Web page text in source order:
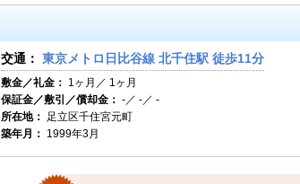
交通： 東京メトロ日比谷線 北千住駅 徒歩11分
敷金／礼金： 1ヶ月／ 1ヶ月
保証金／敷引／償却金： -／ -／ -
所在地： 足立区千住宮元町
築年月： 1999年3月